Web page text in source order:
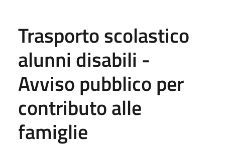
Trasporto scolastico
alunni disabili -
Avviso pubblico per
contributo alle
famiglie